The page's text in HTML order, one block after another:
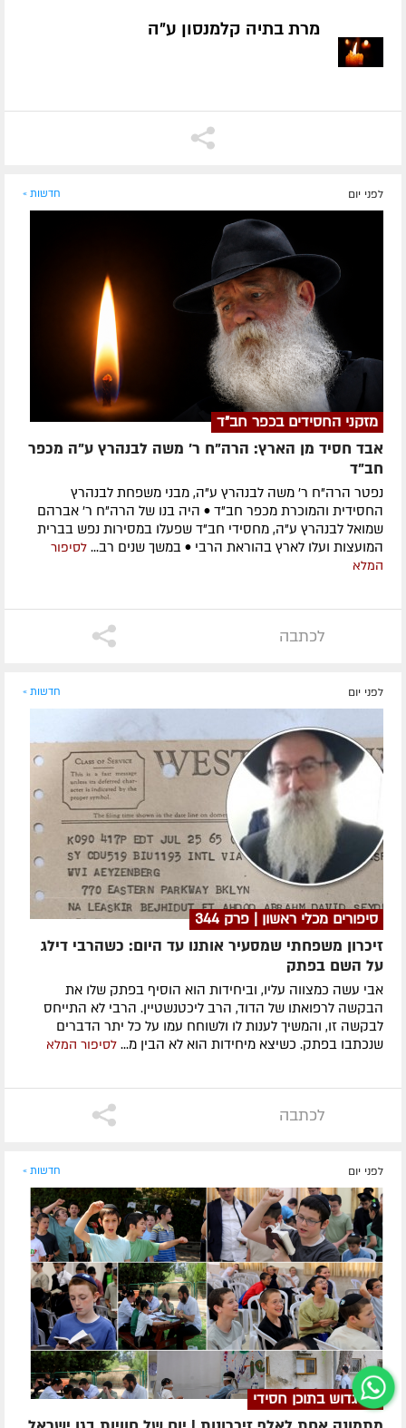
מרת בתיה קלמנסון ע״ה
לפני יום חדשות »
מזקני החסידים בכפר חב"ד
אבד חסיד מן הארץ: הרה"ח ר' משה לבנהרץ ע"ה מכפר
חב"ד
נפטר הרה"ח ר' משה לבנהרץ ע"ה, מבני משפחת לבנהרץ
החסידית והמוכרת מכפר חב"ד • היה בנו של הרה"ח ר' אברהם
שמואל לבנהרץ ע"ה, מחסידי חב"ד שפעלו במסירות נפש בברית
המועצות ועלו לארץ בהוראת הרבי • במשך שנים רב... לסיפור
המלא
לכתבה
לפני יום חדשות »
סיפורים מכלי ראשון | פרק 344
זיכרון משפחתי שמסעיר אותנו עד היום: כשהרבי דילג
על השם בפתק
אבי עשה כמצווה עליו, וביחידות הוא הוסיף בפתק שלו את
הבקשה לרפואתו של הדוד, הרב ליכטנשטיין. הרבי לא התייחס
לבקשה זו, והמשיך לענות לו ולשוחח עמו על כל יתר הדברים
שנכתבו בפתק. כשיצא מיחידות הוא לא הבין מ... לסיפור המלא
לכתבה
לפני יום חדשות »
יום גדוש בתוכן חסידי